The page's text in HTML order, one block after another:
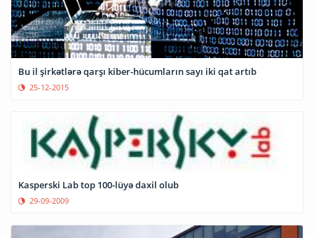
Bu il şirkətlərə qarşı kiber-hücumların sayı iki qat artıb
25-12-2015
Kasperski Lab top 100-lüyə daxil olub
29-09-2009